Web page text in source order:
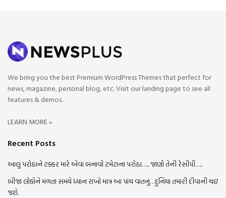
We bring you the best Premium WordPress Themes that perfect for
news, magazine, personal blog, etc. Visit our landing page to see all
features & demos.
LEARN MORE »
Recent Posts
આલું પરોઠાને ટક્કર મારે એવા બનાવો ટમેટાના પરોઠા….. જાણો તેની રેસીપી…..
બીજા લોકોને મળતા સમયે ધ્યાન રાખો માત્ર આ પાંચ વાતનું…દુનિયા તમારી દીવાની થઇ
જશે.